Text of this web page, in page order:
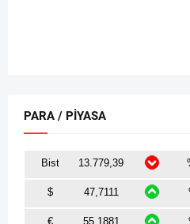
PARA / PİYASA